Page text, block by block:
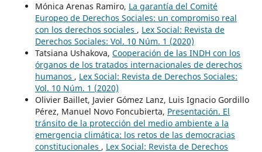
Mónica Arenas Ramiro, La garantía del Comité
Europeo de Derechos Sociales: un compromiso real
con los derechos sociales , Lex Social: Revista de
Derechos Sociales: Vol. 10 Núm. 1 (2020)
Tatsiana Ushakova, Cooperación de las INDH con los
órganos de los tratados internacionales de derechos
humanos , Lex Social: Revista de Derechos Sociales:
Vol. 10 Núm. 1 (2020)
Olivier Baillet, Javier Gómez Lanz, Luis Ignacio Gordillo
Pérez, Manuel Novo Foncubierta, Presentación. El
tránsito de la protección del medio ambiente a la
emergencia climática: los retos de las democracias
constitucionales , Lex Social: Revista de Derechos